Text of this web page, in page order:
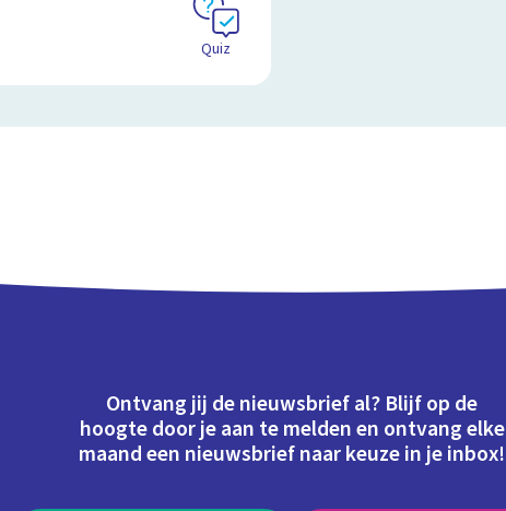
Quiz
Ontvang jij de nieuwsbrief al? Blijf op de
hoogte door je aan te melden en ontvang elke
maand een nieuwsbrief naar keuze in je inbox!